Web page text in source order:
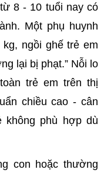
8 - 10 tuổi nay có
Một phụ huynh
ngồi ghế trẻ em
lại bị phạt.” Nỗi lo
trẻ em trên thị
chiều cao - cân
không phù hợp dù
con hoặc thường